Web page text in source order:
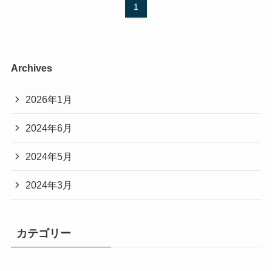
1
Archives
2026年1月
2024年6月
2024年5月
2024年3月
カテゴリー